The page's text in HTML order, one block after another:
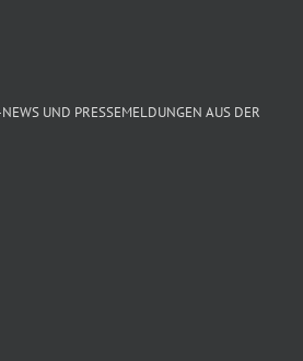
UND PRESSEMELDUNGEN AUS DER